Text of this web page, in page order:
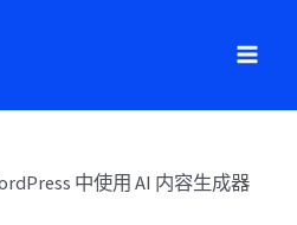
中使用 AI 内容生成器